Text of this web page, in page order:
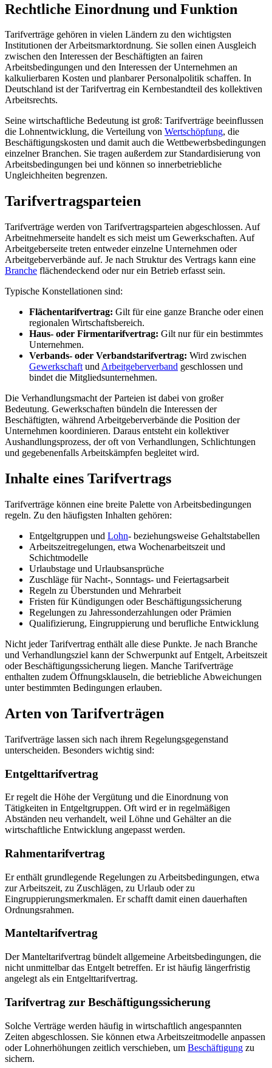
Rechtliche Einordnung und Funktion
Tarifverträge gehören in vielen Ländern zu den wichtigsten
Institutionen der Arbeitsmarktordnung. Sie sollen einen Ausgleich
zwischen den Interessen der Beschäftigten an fairen
Arbeitsbedingungen und den Interessen der Unternehmen an
kalkulierbaren Kosten und planbarer Personalpolitik schaffen. In
Deutschland ist der Tarifvertrag ein Kernbestandteil des kollektiven
Arbeitsrechts.
Seine wirtschaftliche Bedeutung ist groß: Tarifverträge beeinflussen
die Lohnentwicklung, die Verteilung von Wertschöpfung, die
Beschäftigungskosten und damit auch die Wettbewerbsbedingungen
einzelner Branchen. Sie tragen außerdem zur Standardisierung von
Arbeitsbedingungen bei und können so innerbetriebliche
Ungleichheiten begrenzen.
Tarifvertragsparteien
Tarifverträge werden von Tarifvertragsparteien abgeschlossen. Auf
Arbeitnehmerseite handelt es sich meist um Gewerkschaften. Auf
Arbeitgeberseite treten entweder einzelne Unternehmen oder
Arbeitgeberverbände auf. Je nach Struktur des Vertrags kann eine
Branche flächendeckend oder nur ein Betrieb erfasst sein.
Typische Konstellationen sind:
Flächentarifvertrag: Gilt für eine ganze Branche oder einen
regionalen Wirtschaftsbereich.
Haus- oder Firmentarifvertrag: Gilt nur für ein bestimmtes
Unternehmen.
Verbands- oder Verbandstarifvertrag: Wird zwischen
Gewerkschaft und Arbeitgeberverband geschlossen und
bindet die Mitgliedsunternehmen.
Die Verhandlungsmacht der Parteien ist dabei von großer
Bedeutung. Gewerkschaften bündeln die Interessen der
Beschäftigten, während Arbeitgeberverbände die Position der
Unternehmen koordinieren. Daraus entsteht ein kollektiver
Aushandlungsprozess, der oft von Verhandlungen, Schlichtungen
und gegebenenfalls Arbeitskämpfen begleitet wird.
Inhalte eines Tarifvertrags
Tarifverträge können eine breite Palette von Arbeitsbedingungen
regeln. Zu den häufigsten Inhalten gehören:
Entgeltgruppen und Lohn- beziehungsweise Gehaltstabellen
Arbeitszeitregelungen, etwa Wochenarbeitszeit und
Schichtmodelle
Urlaubstage und Urlaubsansprüche
Zuschläge für Nacht-, Sonntags- und Feiertagsarbeit
Regeln zu Überstunden und Mehrarbeit
Fristen für Kündigungen oder Beschäftigungssicherung
Regelungen zu Jahressonderzahlungen oder Prämien
Qualifizierung, Eingruppierung und berufliche Entwicklung
Nicht jeder Tarifvertrag enthält alle diese Punkte. Je nach Branche
und Verhandlungsziel kann der Schwerpunkt auf Entgelt, Arbeitszeit
oder Beschäftigungssicherung liegen. Manche Tarifverträge
enthalten zudem Öffnungsklauseln, die betriebliche Abweichungen
unter bestimmten Bedingungen erlauben.
Arten von Tarifverträgen
Tarifverträge lassen sich nach ihrem Regelungsgegenstand
unterscheiden. Besonders wichtig sind:
Entgelttarifvertrag
Er regelt die Höhe der Vergütung und die Einordnung von
Tätigkeiten in Entgeltgruppen. Oft wird er in regelmäßigen
Abständen neu verhandelt, weil Löhne und Gehälter an die
wirtschaftliche Entwicklung angepasst werden.
Rahmentarifvertrag
Er enthält grundlegende Regelungen zu Arbeitsbedingungen, etwa
zur Arbeitszeit, zu Zuschlägen, zu Urlaub oder zu
Eingruppierungsmerkmalen. Er schafft damit einen dauerhaften
Ordnungsrahmen.
Manteltarifvertrag
Der Manteltarifvertrag bündelt allgemeine Arbeitsbedingungen, die
nicht unmittelbar das Entgelt betreffen. Er ist häufig längerfristig
angelegt als ein Entgelttarifvertrag.
Tarifvertrag zur Beschäftigungssicherung
Solche Verträge werden häufig in wirtschaftlich angespannten
Zeiten abgeschlossen. Sie können etwa Arbeitszeitmodelle anpassen
oder Lohnerhöhungen zeitlich verschieben, um Beschäftigung zu
sichern.